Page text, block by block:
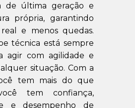
de última geração e
própria, garantindo
e menos quedas.
técnica está sempre
agir com agilidade e
situação. Com a
tem mais do que
tem confiança,
e desempenho de